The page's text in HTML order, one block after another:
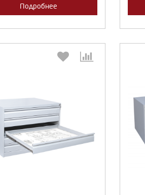
Подробнее
Выберите количество: